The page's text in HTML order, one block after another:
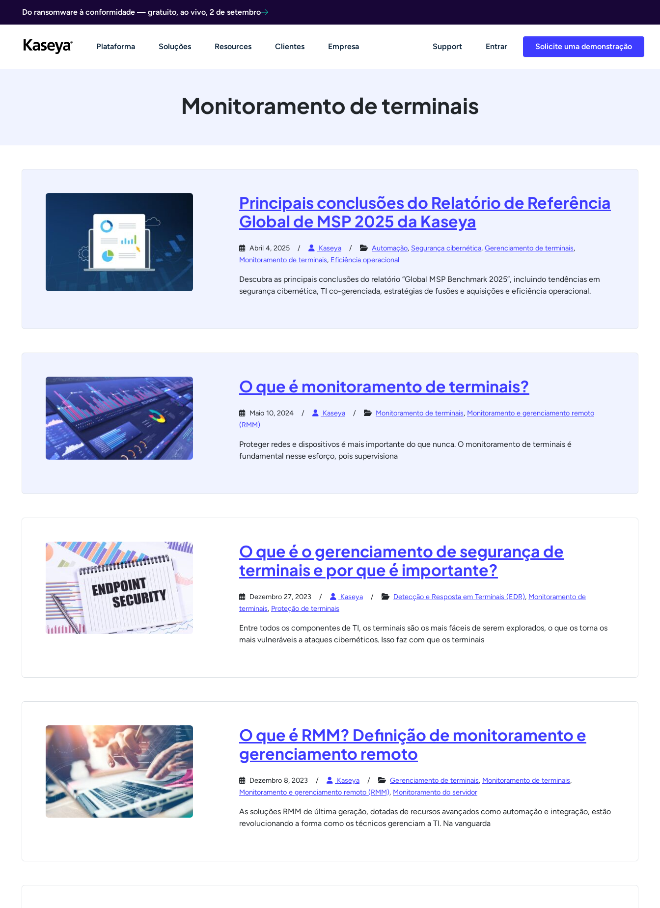
Do ransomware à conformidade — gratuito, ao vivo, 2 de setembro
Solicite uma demonstração
Plataforma Soluções Resources Clientes Empresa Support Entrar
Monitoramento de terminais
Principais conclusões do Relatório de Referência
Global de MSP 2025 da Kaseya
Abril 4, 2025 Kaseya Automação, Segurança cibernética, Gerenciamento de terminais,
Monitoramento de terminais, Eficiência operacional
Descubra as principais conclusões do relatório “Global MSP Benchmark 2025”, incluindo tendências em
segurança cibernética, TI co-gerenciada, estratégias de fusões e aquisições e eficiência operacional.
O que é monitoramento de terminais?
Maio 10, 2024 Kaseya Monitoramento de terminais, Monitoramento e gerenciamento remoto
(RMM)
Proteger redes e dispositivos é mais importante do que nunca. O monitoramento de terminais é
fundamental nesse esforço, pois supervisiona
O que é o gerenciamento de segurança de
terminais e por que é importante?
Dezembro 27, 2023 Kaseya Detecção e Resposta em Terminais (EDR), Monitoramento de
terminais, Proteção de terminais
Entre todos os componentes de TI, os terminais são os mais fáceis de serem explorados, o que os torna os
mais vulneráveis a ataques cibernéticos. Isso faz com que os terminais
O que é RMM? Definição de monitoramento e
gerenciamento remoto
Dezembro 8, 2023 Kaseya Gerenciamento de terminais, Monitoramento de terminais,
Monitoramento e gerenciamento remoto (RMM), Monitoramento do servidor
As soluções RMM de última geração, dotadas de recursos avançados como automação e integração, estão
revolucionando a forma como os técnicos gerenciam a TI. Na vanguarda